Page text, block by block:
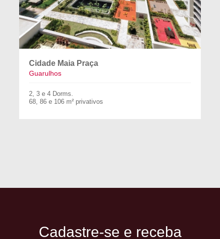
Cidade Maia Praça
Guarulhos
2, 3 e 4 Dorms.
68, 86 e 106 m² privativos
Cadastre-se e receba